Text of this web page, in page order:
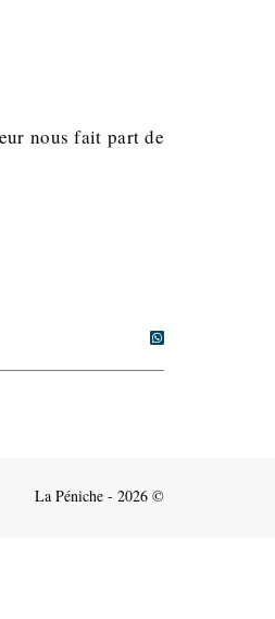
nous fait part de
La Péniche - 2026 ©